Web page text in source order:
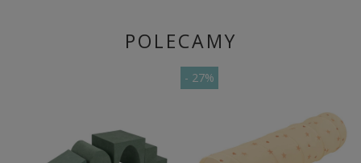
POLECAMY
- 27%